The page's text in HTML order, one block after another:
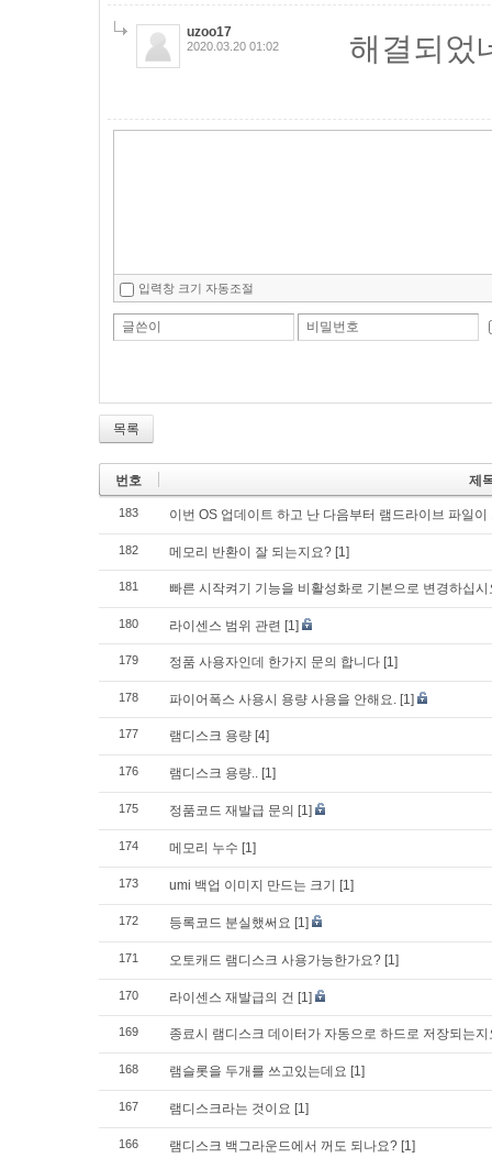
uzoo17
2020.03.20 01:02 해결되었
입력창 크기 자동조절
글쓴이 비밀번호
목록
번호 제
183 이번 OS 업데이트 하고 난 다음부터 램드라이브 파일
182 메모리 반환이 잘 되는지요? [1]
181 빠른 시작켜기 기능을 비활성화로 기본으로 변경하십시
180 라이센스 범위 관련 [1]
179 정품 사용자인데 한가지 문의 합니다 [1]
178 파이어폭스 사용시 용량 사용을 안해요. [1]
177 램디스크 용량 [4]
176 램디스크 용량.. [1]
175 정품코드 재발급 문의 [1]
174 메모리 누수 [1]
173 umi 백업 이미지 만드는 크기 [1]
172 등록코드 분실했써요 [1]
171 오토캐드 램디스크 사용가능한가요? [1]
170 라이센스 재발급의 건 [1]
169 종료시 램디스크 데이터가 자동으로 하드로 저장되는지
168 램슬롯을 두개를 쓰고있는데요 [1]
167 램디스크라는 것이요 [1]
166 램디스크 백그라운드에서 꺼도 되나요? [1]